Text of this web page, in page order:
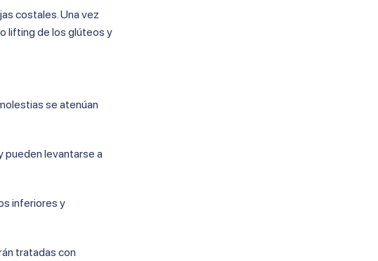
costales. Una vez
lifting de los glúteos y
se atenúan
pueden levantarse a
inferiores y
tratadas con